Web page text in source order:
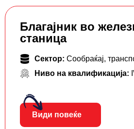
Благајник во
станица
Сектор: Сообраќај,
Ниво на квалификација:
Види повеќе